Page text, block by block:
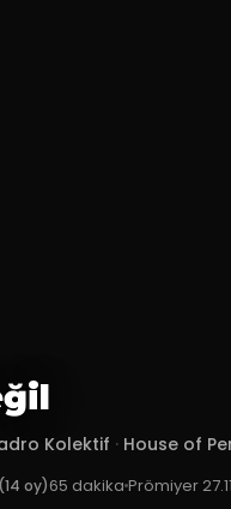
Kolektif · House of
(14 oy)65 dakikaPrömiyer